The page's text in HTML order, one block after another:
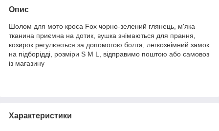
Опис
Шолом для мото кроса Fox чорно-зелений глянець, м'яка
тканина приємна на дотик, вушка знімаються для прання,
козирок регулюється за допомогою болта, легкознімний замок
на підборідді, розміри S M L, відправимо поштою або самовоз
із магазину
Характеристики